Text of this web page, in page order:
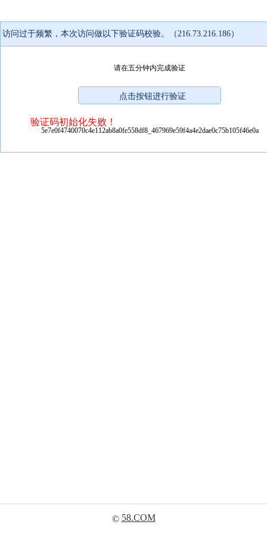
访问过于频繁，本次访问做以下验证码校验。（216.73.216.186）
请在五分钟内完成验证
验证码初始化失败！
5e7e0f4740070c4e112ab8a0fe558df8_467969e59f4a4e2dae0c75b105f46e0a
© 58.COM